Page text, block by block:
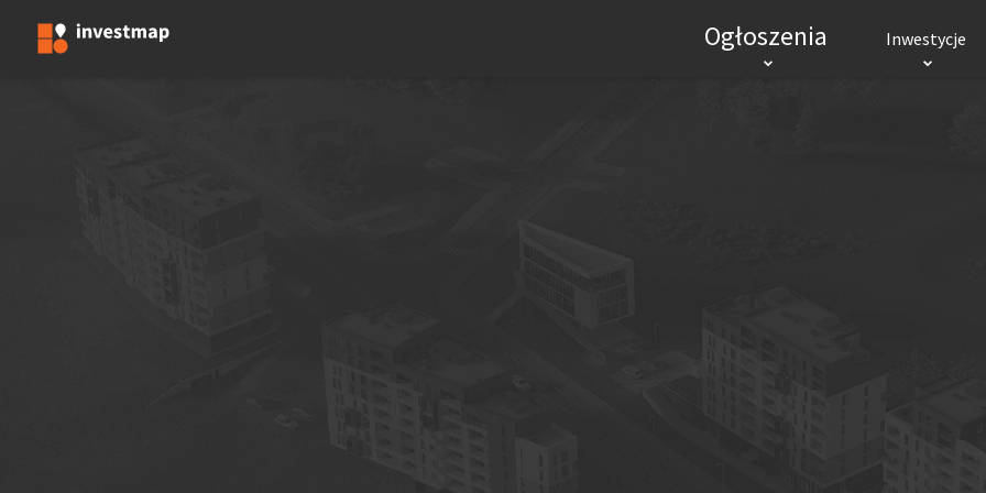
Ogłoszenia Inwestycje